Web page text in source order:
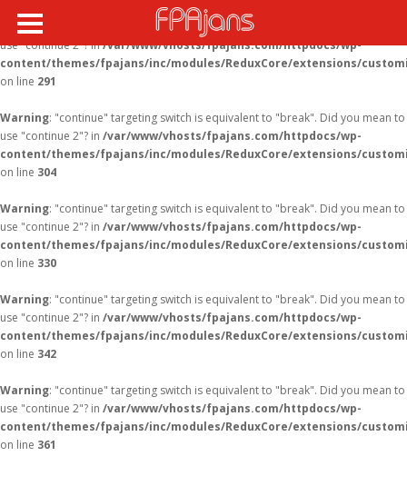
Warning
: "continue" targeting switch is equivalent to "break". Did you mean to
use "continue 2"? in/var/www/vhosts/fpajans.com/httpdocs/wp-
content/themes/fpajans/inc/modules/ReduxCore/extensions/
on line 291
Warning: "continue" targeting switch is equivalent to "break". Did you mean to
use "continue 2"? in /var/www/vhosts/fpajans.com/httpdocs/wp-
content/themes/fpajans/inc/modules/ReduxCore/extensions/
on line 304
Warning: "continue" targeting switch is equivalent to "break". Did you mean to
use "continue 2"? in /var/www/vhosts/fpajans.com/httpdocs/wp-
content/themes/fpajans/inc/modules/ReduxCore/extensions/
on line 330
Warning: "continue" targeting switch is equivalent to "break". Did you mean to
use "continue 2"? in /var/www/vhosts/fpajans.com/httpdocs/wp-
content/themes/fpajans/inc/modules/ReduxCore/extensions/
on line 342
Warning: "continue" targeting switch is equivalent to "break". Did you mean to
use "continue 2"? in /var/www/vhosts/fpajans.com/httpdocs/wp-
content/themes/fpajans/inc/modules/ReduxCore/extensions/
on line 361